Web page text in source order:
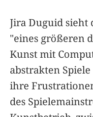
Jira Duguid sieht
"eines größeren
Kunst mit
abstrakten
ihre
des